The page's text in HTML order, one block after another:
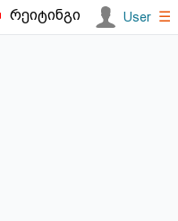
რეიტინგი User ☰